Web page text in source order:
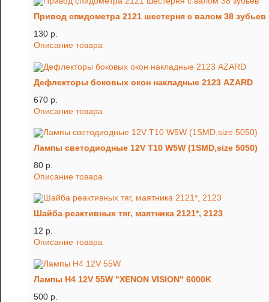
Привод спидометра 2121 шестерня с валом 38 зубьев
130 p.
Описание товара
Дефлекторы боковых окон накладные 2123 AZARD
670 p.
Описание товара
Лампы светодиодные 12V T10 W5W (1SMD,size 5050)
80 p.
Описание товара
Шайба реактивных тяг, маятника 2121*, 2123
12 p.
Описание товара
Лампы H4 12V 55W "XENON VISION" 6000K
500 p.